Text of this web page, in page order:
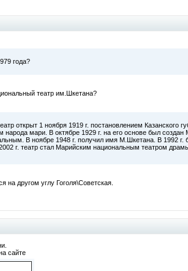
года?
театр им.Шкетана?
открыт 1 ноября 1919 г. постановлением Казанского
мари. В октябре 1929 г. на его основе был создан
В ноябре 1948 г. получил имя М.Шкетана. В 1992
г. театр стал Марийским национальным театром
другом углу Гоголя\Советская.
сайте